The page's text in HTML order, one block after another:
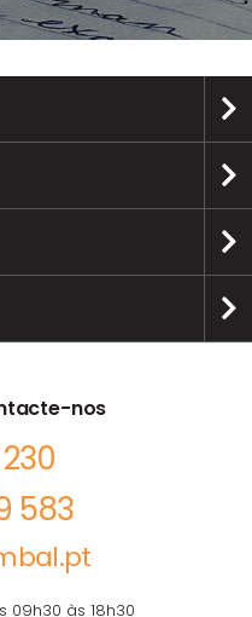
nos
230
583
09h30 às 18h30